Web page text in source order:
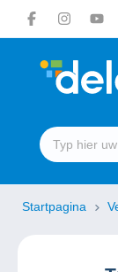
Startpagina